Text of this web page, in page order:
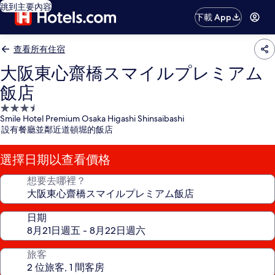
跳到主要內容
下載 App
查看所有住宿
大阪東心齋橋スマイルプレミアム
飯店
3.5
星
級
住
宿
Smile Hotel Premium Osaka Higashi Shinsaibashi
設有餐廳並鄰近道頓堀的飯店
選擇日期以查看價格
想要去哪裡？
日期
旅客